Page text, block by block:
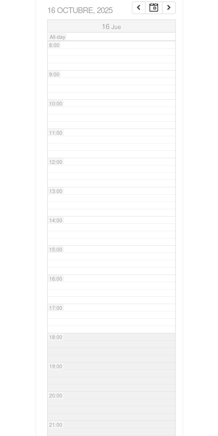
16 OCTUBRE, 2025
16 Jue
All-day
7:00
8:00
9:00
10:00
11:00
12:00
13:00
14:00
15:00
16:00
17:00
18:00
19:00
20:00
21:00